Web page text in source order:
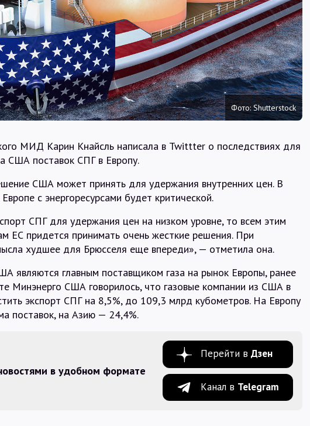
Карты
О нас
@Infotek_Russia
Фото: Shutterstock
МИД Карин Кнайсль написала в Twittter о последствиях для
США поставок СПГ в Европу.
США может принять для удержания внутренних цен. В
с энергоресурсами будет критической.
СПГ для удержания цен на низком уровне, то всем этим
ЕС придется принимать очень жесткие решения. При
худшее для Брюсселя еще впереди», — отметила она.
являются главным поставщиком газа на рынок Европы, ранее
Минэнерго США говорилось, что газовые компании из США в
экспорт СПГ на 8,5%, до 109,3 млрд кубометров. На Европу
поставок, на Азию — 24,4%.
в удобном формате
Перейти в Дзен
Канал в Telegram